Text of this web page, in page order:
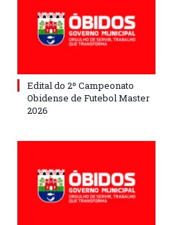
Edital do 2º Campeonato
Obidense de Futebol Master
2026